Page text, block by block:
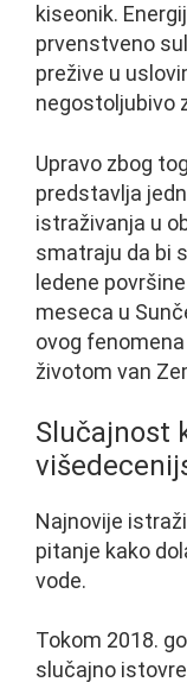
kiseonik.
prvenstveno
prežive u
negostoljubivo
Upravo zbog
predstavlja
istraživanja u
smatraju da bi
ledene
meseca u
ovog
životom van
Slučajnost
Najnovije
pitanje kako
vode.
Tokom 2018.
slučajno